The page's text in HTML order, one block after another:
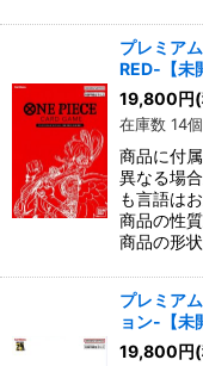
プレミア
RED‐【
19,800円
在庫数 14個
商品に付
異なる場
も言語は
商品の性
商品の形
プレミア
ョン-【未
19,800円